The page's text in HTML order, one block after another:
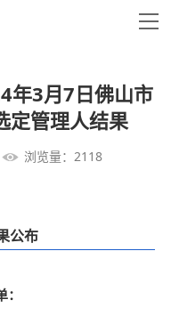
年3月7日佛山市
定管理人结果
浏览量：2118
公布